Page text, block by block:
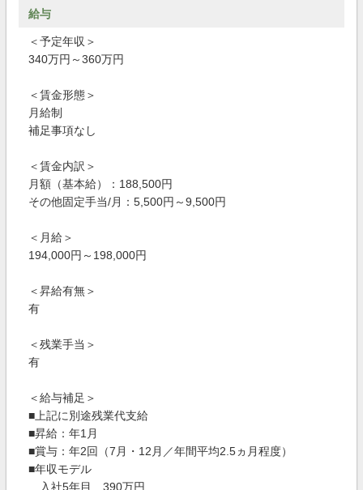
給与
＜予定年収＞
340万円～360万円
＜賃金形態＞
月給制
補足事項なし
＜賃金内訳＞
月額（基本給）：188,500円
その他固定手当/月：5,500円～9,500円
＜月給＞
194,000円～198,000円
＜昇給有無＞
有
＜残業手当＞
有
＜給与補足＞
■上記に別途残業代支給
■昇給：年1月
■賞与：年2回（7月・12月／年間平均2.5ヵ月程度）
■年収モデル
入社5年目 390万円